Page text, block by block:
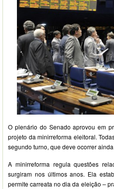
O plenário do Senado aprovou em
projeto da minirreforma eleitoral.
segundo turno, que deve ocorrer
A minirreforma regula questões
surgiram nos últimos anos. Ela
permite carreata no dia da eleição –